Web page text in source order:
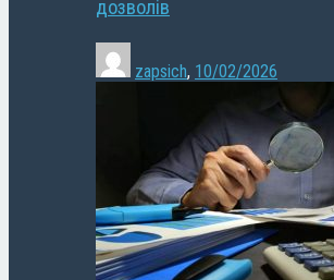
дозволів
zapsich, 10/02/2026